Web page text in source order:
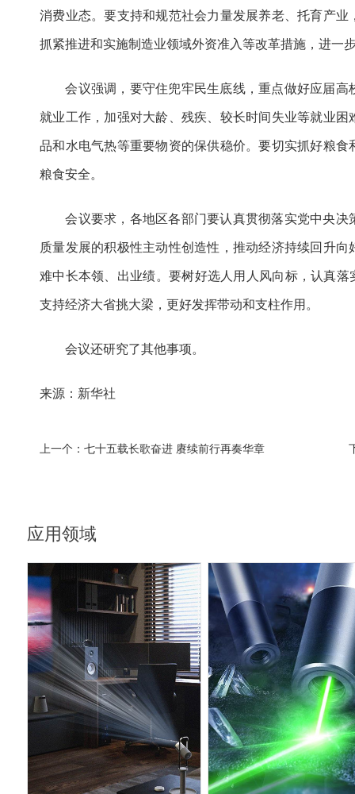
消费业态。要支持和规范社会力量发展养老、托育产
抓紧推进和实施制造业领域外资准入等改革措施，进一
会议强调，要守住兜牢民生底线，重点做好应届高
就业工作，加强对大龄、残疾、较长时间失业等就业
品和水电气热等重要物资的保供稳价。要切实抓好粮
粮食安全。
会议要求，各地区各部门要认真贯彻落实党中央决
质量发展的积极性主动性创造性，推动经济持续回升
难中长本领、出业绩。要树好选人用人风向标，认真
支持经济大省挑大梁，更好发挥带动和支柱作用。
会议还研究了其他事项。
来源：新华社
上一个： 七十五载长歌奋进 赓续前行再奏华章
应用领域